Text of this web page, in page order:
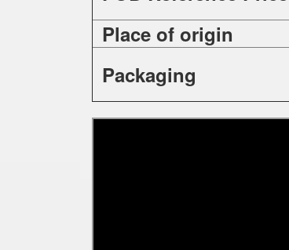
Place of origin
Packaging